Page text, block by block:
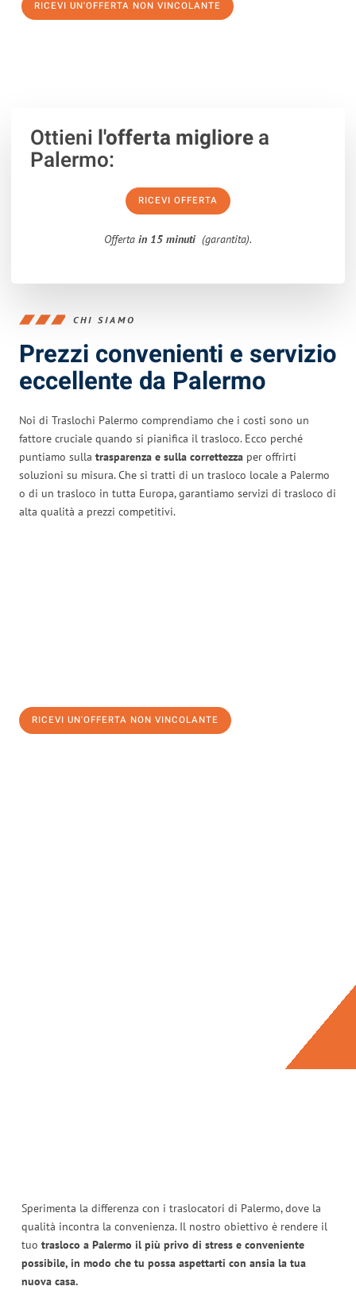
RICEVI UN'OFFERTA NON VINCOLANTE
Ottieni l'offerta migliorea
Palermo:
RICEVI OFFERTA
Offerta in 15 minuti (garantita).
CHI SIAMO
Prezzi convenienti e servizio
eccellente da Palermo
Noi di Traslochi Palermo comprendiamo che i costi sono un
fattore cruciale quando si pianifica il trasloco. Ecco perché
puntiamo sulla trasparenza e sulla correttezza per offrirti
soluzioni su misura. Che si tratti di un trasloco locale a Palermo
o di un trasloco in tutta Europa, garantiamo servizi di trasloco di
alta qualità a prezzi competitivi.
RICEVI UN'OFFERTA NON VINCOLANTE
Sperimenta la differenza con i traslocatori di Palermo, dove la
qualità incontra la convenienza. Il nostro obiettivo è rendere il
tuo trasloco a Palermo il più privo di stress e conveniente
possibile, in modo che tu possa aspettarti con ansia la tua
nuova casa.